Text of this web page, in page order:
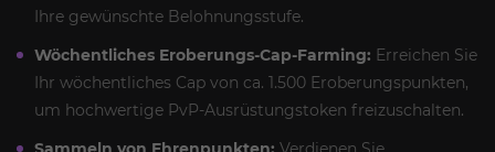
Ihre gewünschte Belohnungsstufe.
Wöchentliches Eroberungs-Cap-Farming: Erreichen Sie
Ihr wöchentliches Cap von ca. 1.500 Eroberungspunkten,
um hochwertige PvP-Ausrüstungstoken freizuschalten.